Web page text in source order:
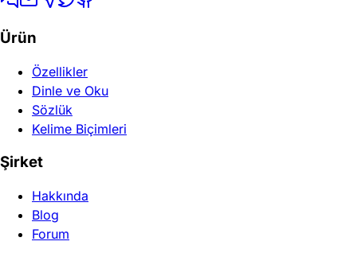
Ürün
Özellikler
Dinle ve Oku
Sözlük
Kelime Biçimleri
Şirket
Hakkında
Blog
Forum